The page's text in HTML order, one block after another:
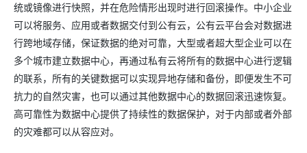
统或镜像进行快照，并在危险情形出现时进行回滚操作。中小企业
可以将服务、应用或者数据交付到公有云，公有云平台会对数据进
行跨地域存储，保证数据的绝对可靠，大型或者超大型企业可以在
多个城市建立数据中心，再通过私有云将所有的数据中心进行逻辑
的联系，所有的关键数据可以实现异地存储和备份，即便发生不可
抗力的自然灾害，也可以通过其他数据中心的数据回滚迅速恢复。
高可靠性为数据中心提供了持续性的数据保护，对于内部或者外部
的灾难都可以从容应对。